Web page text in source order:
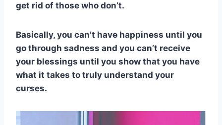
get rid of those who don’t.
Basically, you can’t have happiness until you
go through sadness and you can’t receive
your blessings until you show that you have
what it takes to truly understand your
curses.